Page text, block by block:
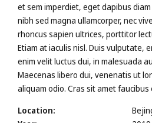
et sem imperdiet, eget dapibus
nibh sed magna ullamcorper, nec
rhoncus sapien ultrices, porttitor
Etiam at iaculis nisl. Duis vulputate,
enim velit luctus dui, in malesuada
Maecenas libero dui, venenatis ut
aliquam odio. Cras sit amet faucibus
Location: